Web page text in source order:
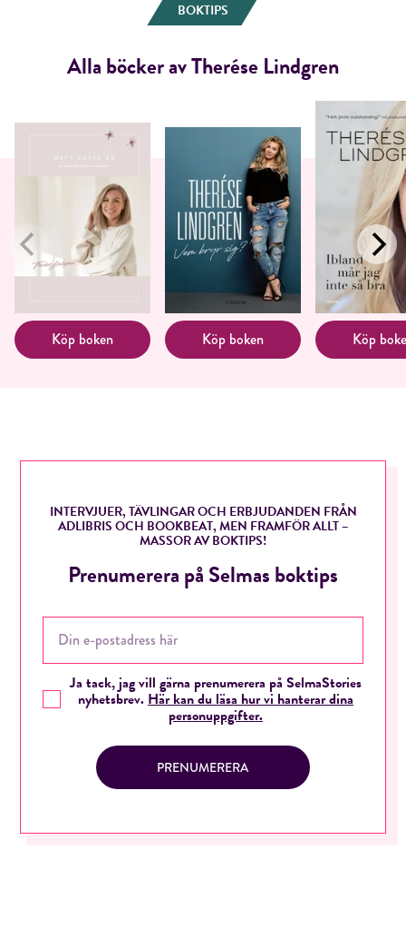
Köp boken Köp boken Köp
BOKTIPS
Alla böcker av Therése Lindgren
INTERVJUER, TÄVLINGAR OCH ERBJUDANDEN FRÅN
ADLIBRIS OCH BOOKBEAT, MEN FRAMFÖR ALLT –
MASSOR AV BOKTIPS!
Prenumerera på Selmas boktips
Ja tack, jag vill gärna prenumerera på SelmaStories
nyhetsbrev. Här kan du läsa hur vi hanterar dina
personuppgifter.
PRENUMERERA